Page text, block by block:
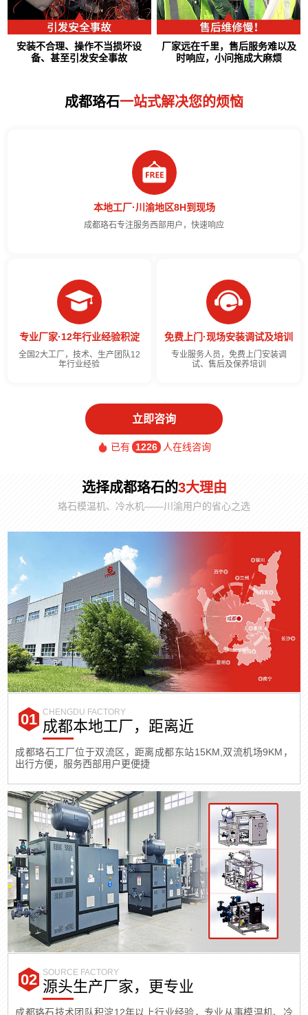
安装不合理、操作不当损坏设
备、甚至引发安全事故
厂家远在千里，售后服务难以及
时响应，小问拖成大麻烦
成都珞石一站式解决您的烦恼
本地工厂·川渝地区8H到现场
成都珞石专注服务西部用户，快速响应
专业厂家·12年行业经验积淀
全国2大工厂，技术、生产团队12
年行业经验
免费上门·现场安装调试及培训
专业服务人员，免费上门安装调
试、售后及保养培训
立即咨询
已有 1226 人在线咨询
选择成都珞石的3大理由
珞石模温机、冷水机——川渝用户的省心之选
CHENGDU FACTORY
成都本地工厂，距离近
成都珞石工厂位于双流区，距离成都东站15KM,双流机场9KM，
出行方便，服务西部用户更便捷
SOURCE FACTORY
源头生产厂家，更专业
成都珞石技术团队积淀12年以上行业经验，专业从事模温机、冷